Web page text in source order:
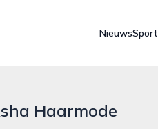
NieuwsSport
Haarmode